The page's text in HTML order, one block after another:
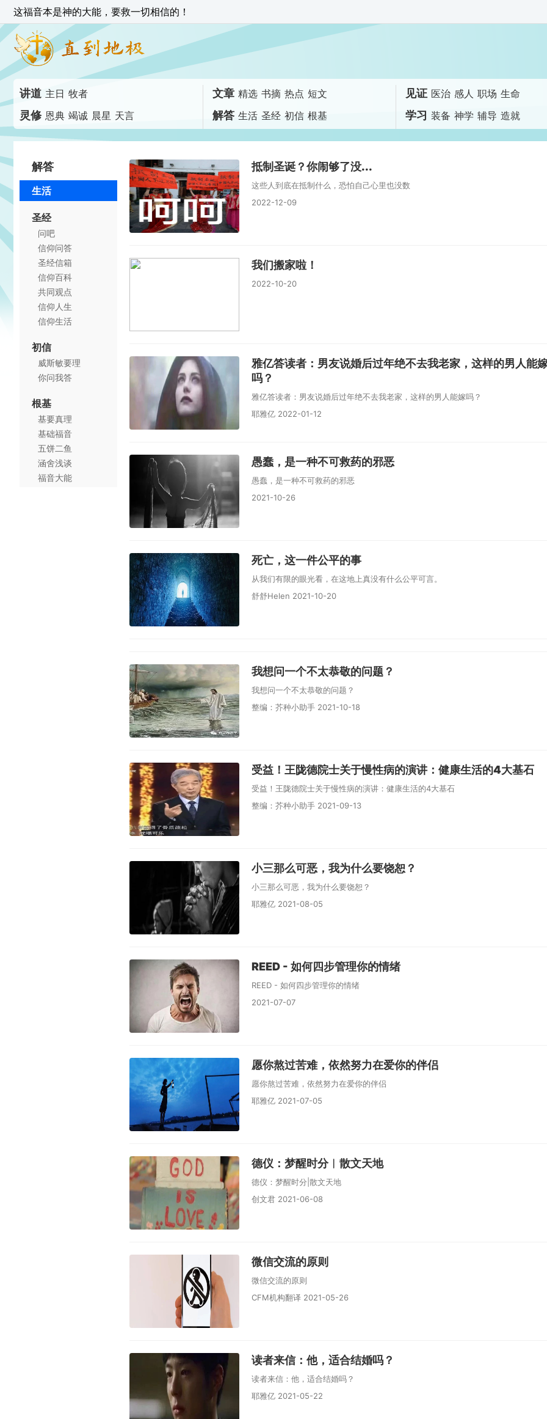
这福音本是神的大能，要救一切相信的！
讲道 主日 牧者 文章 精选 书摘 热点 短文 见证 医治 感人 职场 生命
灵修 恩典 竭诚 晨星 天言 解答 生活 圣经 初信 根基 学习 装备 神学 辅导 造就
解答
生活
圣经
问吧
信仰问答
圣经信箱
信仰百科
共同观点
信仰人生
信仰生活
初信
威斯敏要理
你问我答
根基
基要真理
基础福音
五饼二鱼
涵舍浅谈
福音大能
抵制圣诞？你闹够了没...
这些人到底在抵制什么，恐怕自己心里也没数
2022-12-09
我们搬家啦！
2022-10-20
雅亿答读者：男友说婚后过年绝不去我老家，这样的男人能
吗？
雅亿答读者：男友说婚后过年绝不去我老家，这样的男人能嫁吗？
耶雅亿 2022-01-12
愚蠢，是一种不可救药的邪恶
愚蠢，是一种不可救药的邪恶
2021-10-26
死亡，这一件公平的事
从我们有限的眼光看，在这地上真没有什么公平可言。
舒舒Helen 2021-10-20
我想问一个不太恭敬的问题？
我想问一个不太恭敬的问题？
整编：芥种小助手 2021-10-18
受益！王陇德院士关于慢性病的演讲：健康生活的4大基石
受益！王陇德院士关于慢性病的演讲：健康生活的4大基石
整编：芥种小助手 2021-09-13
小三那么可恶，我为什么要饶恕？
小三那么可恶，我为什么要饶恕？
耶雅亿 2021-08-05
REED - 如何四步管理你的情绪
REED - 如何四步管理你的情绪
2021-07-07
愿你熬过苦难，依然努力在爱你的伴侣
愿你熬过苦难，依然努力在爱你的伴侣
耶雅亿 2021-07-05
德仪：梦醒时分︱散文天地
德仪：梦醒时分|散文天地
创文君 2021-06-08
微信交流的原则
微信交流的原则
CFM机构翻译 2021-05-26
读者来信：他，适合结婚吗？
读者来信：他，适合结婚吗？
耶雅亿 2021-05-22